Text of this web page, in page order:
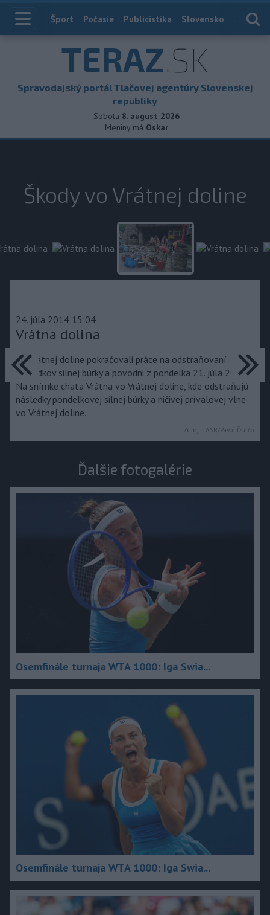
Index
Šport Počasie Publicistika Slovensko
TERAZ.SK
Spravodajský portál Tlačovej agentúry Slovenskej
republiky
Sobota 8. august 2026
Meniny má Oskar
Škody vo Vrátnej doline
24. júla 2014 15:04
Vrátna dolina
Vo Vrátnej doline pokračovali práce na odstraňovaní
následkov silnej búrky a povodni z pondelka 21. júla 2014.
Na snímke chata Vrátna vo Vrátnej doline, kde odstraňujú
následky pondelkovej silnej búrky a ničivej prívalovej vlne
vo Vrátnej doline.
Zdroj: TASR/Pavol Ďurčo
predchádzajúce
Ďalšie fotogalérie
Osemfinále turnaja WTA 1000: Iga Swia...
Osemfinále turnaja WTA 1000: Iga Swia...